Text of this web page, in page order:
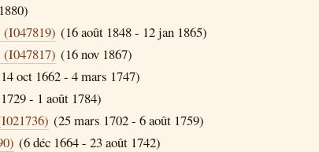
(16 août 1848 - 12 jan 1865)
(16 nov 1867)
oct 1662 - 4 mars 1747)
- 1 août 1784)
(25 mars 1702 - 6 août 1759)
(6 déc 1664 - 23 août 1742)